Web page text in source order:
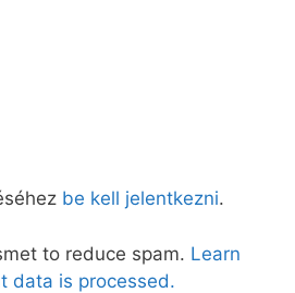
be kell jelentkezni.
to reduce spam. Learn
data is processed.